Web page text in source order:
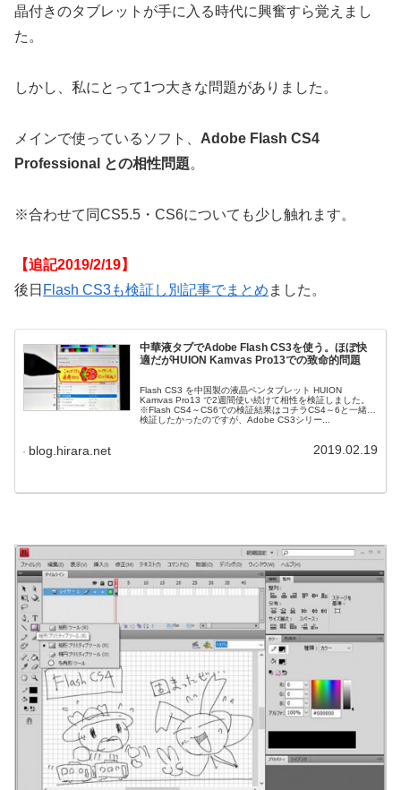
晶付きのタブレットが手に入る時代に興奮すら覚えまし
た。
しかし、私にとって1つ大きな問題がありました。
メインで使っているソフト、 Adobe Flash CS4
Professional との相性問題。
※合わせて同CS5.5・CS6についても少し触れます。
【追記2019/2/19】
後日 Flash CS3も検証し別記事でまとめ ました。
中華液タブでAdobe Flash CS3を使う。ほぼ快
適だがHUION Kamvas Pro13での致命的問題
Flash CS3 を中国製の液晶ペンタブレット HUION
Kamvas Pro13 で2週間使い続けて相性を検証しました。
※Flash CS4～CS6での検証結果はコチラCS4～6と一緒に
検証したかったのですが、Adobe CS3シリー...
blog.hirara.net 2019.02.19